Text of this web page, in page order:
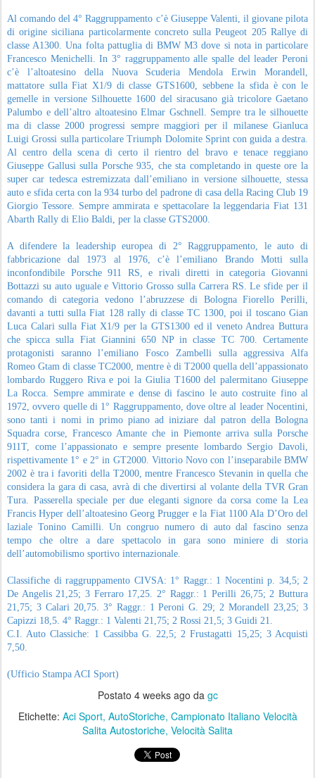
Al comando del 4° Raggruppamento c’è Giuseppe Valenti, il giovane pilota
di origine siciliana particolarmente concreto sulla Peugeot 205 Rallye di
classe A1300. Una folta pattuglia di BMW M3 dove si nota in particolare
Francesco Menichelli. In 3° raggruppamento alle spalle del leader Peroni
c’è l’altoatesino della Nuova Scuderia Mendola Erwin Morandell,
mattatore sulla Fiat X1/9 di classe GTS1600, sebbene la sfida è con le
gemelle in versione Silhouette 1600 del siracusano già tricolore Gaetano
Palumbo e dell’altro altoatesino Elmar Gschnell. Sempre tra le silhouette
ma di classe 2000 progressi sempre maggiori per il milanese Gianluca
Luigi Grossi sulla particolare Triumph Dolomite Sprint con guida a destra.
Al centro della scena di certo il rientro del bravo e tenace reggiano
Giuseppe Gallusi sulla Porsche 935, che sta completando in queste ore la
super car tedesca estremizzata dall’emiliano in versione silhouette, stessa
auto e sfida certa con la 934 turbo del padrone di casa della Racing Club 19
Giorgio Tessore. Sempre ammirata e spettacolare la leggendaria Fiat 131
Abarth Rally di Elio Baldi, per la classe GTS2000.
A difendere la leadership europea di 2° Raggruppamento, le auto di
fabbricazione dal 1973 al 1976, c’è l’emiliano Brando Motti sulla
inconfondibile Porsche 911 RS, e rivali diretti in categoria Giovanni
Bottazzi su auto uguale e Vittorio Grosso sulla Carrera RS. Le sfide per il
comando di categoria vedono l’abruzzese di Bologna Fiorello Perilli,
davanti a tutti sulla Fiat 128 rally di classe TC 1300, poi il toscano Gian
Luca Calari sulla Fiat X1/9 per la GTS1300 ed il veneto Andrea Buttura
che spicca sulla Fiat Giannini 650 NP in classe TC 700. Certamente
protagonisti saranno l’emiliano Fosco Zambelli sulla aggressiva Alfa
Romeo Gtam di classe TC2000, mentre è di T2000 quella dell’appassionato
lombardo Ruggero Riva e poi la Giulia T1600 del palermitano Giuseppe
La Rocca. Sempre ammirate e dense di fascino le auto costruite fino al
1972, ovvero quelle di 1° Raggruppamento, dove oltre al leader Nocentini,
sono tanti i nomi in primo piano ad iniziare dal patron della Bologna
Squadra corse, Francesco Amante che in Piemonte arriva sulla Porsche
911T, come l’appassionato e sempre presente lombardo Sergio Davoli,
rispettivamente 1° e 2° in GT2000. Vittorio Novo con l’inseparabile BMW
2002 è tra i favoriti della T2000, mentre Francesco Stevanin in quella che
considera la gara di casa, avrà di che divertirsi al volante della TVR Gran
Tura. Passerella speciale per due eleganti signore da corsa come la Lea
Francis Hyper dell’altoatesino Georg Prugger e la Fiat 1100 Ala D’Oro del
laziale Tonino Camilli. Un congruo numero di auto dal fascino senza
tempo che oltre a dare spettacolo in gara sono miniere di storia
dell’automobilismo sportivo internazionale.
Classifiche di raggruppamento CIVSA: 1° Raggr.: 1 Nocentini p. 34,5; 2
De Angelis 21,25; 3 Ferraro 17,25. 2° Raggr.: 1 Perilli 26,75; 2 Buttura
21,75; 3 Calari 20,75. 3° Raggr.: 1 Peroni G. 29; 2 Morandell 23,25; 3
Capizzi 18,5. 4° Raggr.: 1 Valenti 21,75; 2 Rossi 21,5; 3 Guidi 21.
C.I. Auto Classiche: 1 Cassibba G. 22,5; 2 Frustagatti 15,25; 3 Acquisti
7,50.
(Ufficio Stampa ACI Sport)
Postato 4 weeks ago da gc
Etichette: Aci Sport AutoStoriche Campionato Italiano Velocità
Salita Autostoriche Velocità Salita